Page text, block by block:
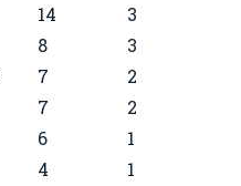
14
3
8
3
7
2
7
2
6
1
4
1